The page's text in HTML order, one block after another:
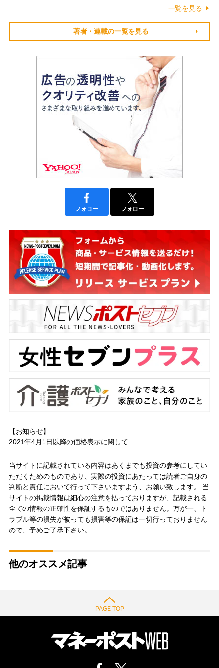
一覧を見る
著者・連載の一覧を見る
フォロー フォロー
【お知らせ】
2021年4月1日以降の価格表示に関して
当サイトに記載されている内容はあくまでも投資の参考にしてい
ただくためのものであり、実際の投資にあたっては読者ご自身の
判断と責任において行って下さいますよう、お願い致します。 当
サイトの掲載情報は細心の注意を払っておりますが、記載される
全ての情報の正確性を保証するものではありません。万が一、ト
ラブル等の損失が被っても損害等の保証は一切行っておりません
ので、予めご了承下さい。
他のオススメ記事
PAGE TOP